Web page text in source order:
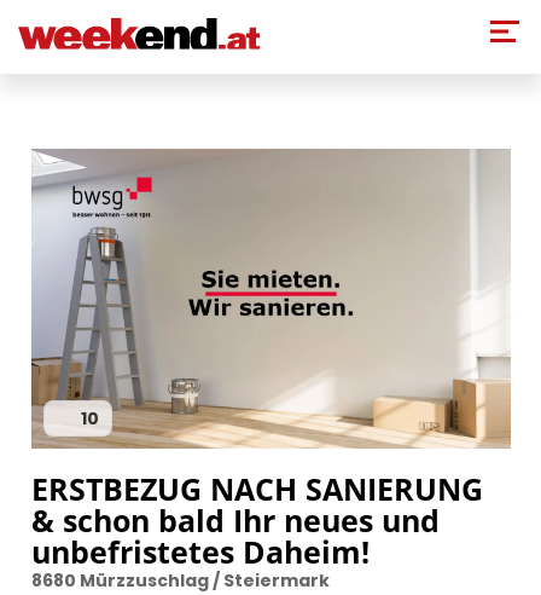
10
ERSTBEZUG NACH SANIERUNG
& schon bald Ihr neues und
unbefristetes Daheim!
8680 Mürzzuschlag / Steiermark